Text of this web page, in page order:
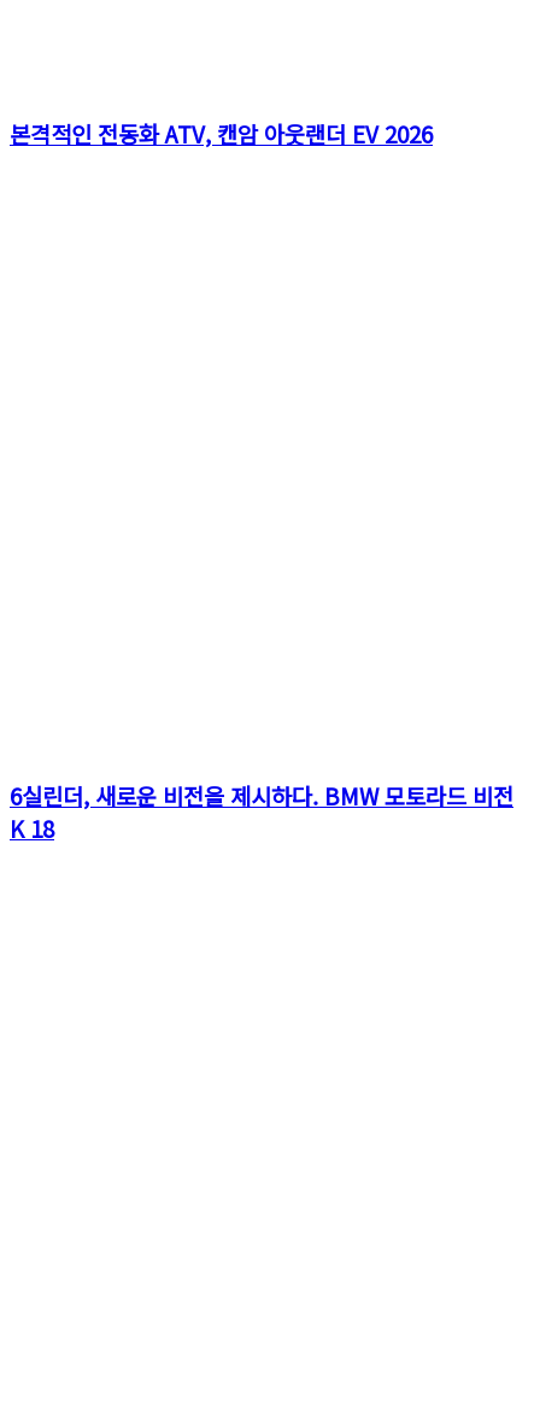
본격적인 전동화 ATV, 캔암 아웃랜더 EV 2026
6실린더, 새로운 비전을 제시하다. BMW 모토라드 비전
K 18